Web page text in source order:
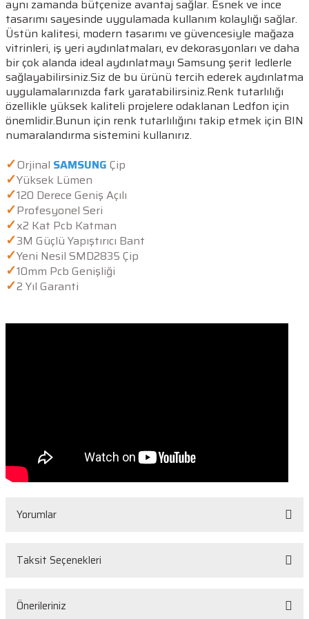
aynı zamanda bütçenize avantaj sağlar. Esnek ve ince
tasarımı sayesinde uygulamada kullanım kolaylığı sağlar.
Üstün kalitesi, modern tasarımı ve güvencesiyle mağaza
vitrinleri, iş yeri aydınlatmaları, ev dekorasyonları ve daha
bir çok alanda ideal aydınlatmayı Samsung şerit ledlerle
sağlayabilirsiniz.Siz de bu ürünü tercih ederek aydınlatma
uygulamalarınızda fark yaratabilirsiniz.Renk tutarlılığı
özellikle yüksek kaliteli projelere odaklanan Ledfon için
önemlidir.Bunun için renk tutarlılığını takip etmek için BIN
numaralandırma sistemini kullanırız.
✓Orjinal SAMSUNG Çip
✓Yüksek Lümen
✓120 Derece Geniş Açılı
✓Profesyonel Seri
✓x2 Kat Pcb Katman
✓3M Güçlü Yapıştırıcı Bant
✓Yeni Nesil SMD2835 Çip
✓10mm Pcb Genişliği
✓2 Yıl Garanti
Yorumlar
Taksit Seçenekleri
Önerileriniz